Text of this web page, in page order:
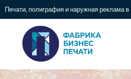
Печати, полиграфия и наружная реклама